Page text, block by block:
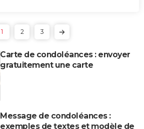
1 2 3
Carte de condoléances : envoyer
gratuitement une carte
Message de condoléances :
exemples de textes et modèle de